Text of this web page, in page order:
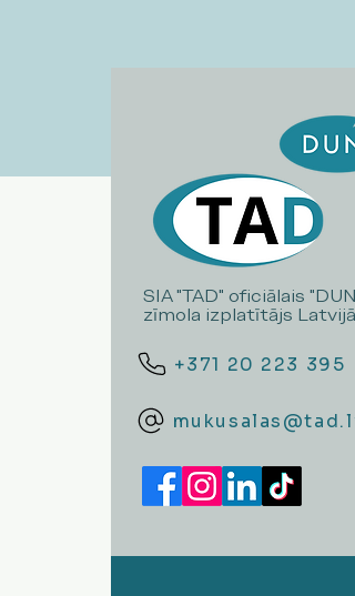
SIA "TAD" oficiālais
zīmola izplatītājs Latvijā
+371 20 223 395